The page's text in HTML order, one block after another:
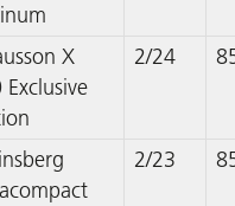
X
Exclusive
2/24
2/23